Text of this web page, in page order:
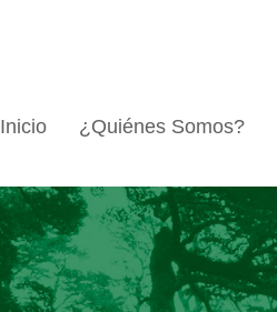
Inicio ¿Quiénes Somos?